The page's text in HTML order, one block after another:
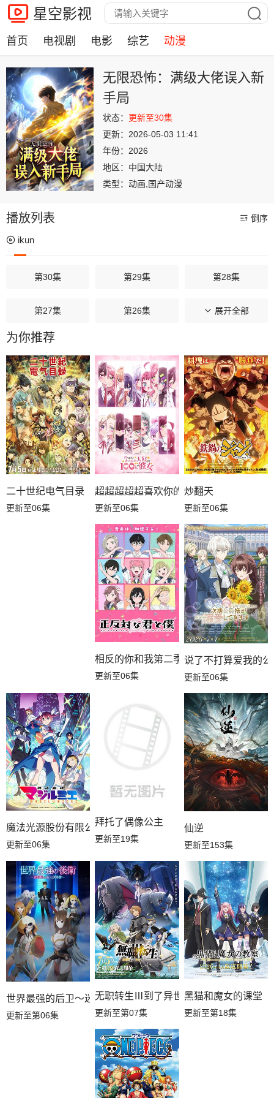
星空影视
首页 电视剧 电影 综艺 动漫
无限恐怖：满级大佬误入新
手局
状态： 更新至30集
更新： 2026-05-03 11:41
年份： 2026
地区： 中国大陆
类型： 动画,国产动漫
播放列表 倒序
ikun
第30集 第29集 第28集
第27集 第26集 第25集
第24集
第21集 第20集 第19集
第18集 第17集 第16集
第15集 第14集 第13集
第09集 第08集 第07集
第05集 第04集
第02集 第01集
展开全部
为你推荐
二十世纪电气目录
更新至06集
超超超超超喜欢你的100个女朋友第三季
更新至06集
炒翻天
更新至06集
相反的你和我第二季
更新至06集
说了不打算爱我的
更新至06集
魔法光源股份有限公司第二季
更新至06集
拜托了偶像公主
更新至19集
仙逆
更新至153集
世界最强的后卫～迷宫国的新人探索者～
更新至第06集
无职转生Ⅲ到了异世界就拿出真本事
更新至第07集
黑猫和魔女的课堂
更新至第18集